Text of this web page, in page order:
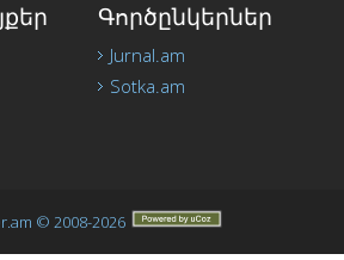
Գործընկերներ
Jurnal.am
Sotka.am
© 2008-2026